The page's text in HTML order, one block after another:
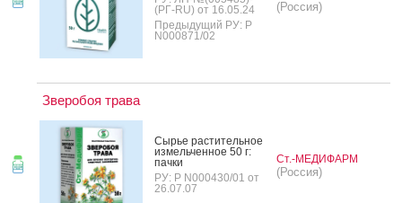
(РГ-RU) от 16.05.24
Предыдущий РУ: Р
N000871/02
(Россия)
Зверобоя трава
Сырье рас­ти­тель­ное
из­мель­чен­ное 50 г:
пач­ки
РУ: Р N000430/01 от
26.07.07
Ст.-МЕДИФАРМ
(Россия)